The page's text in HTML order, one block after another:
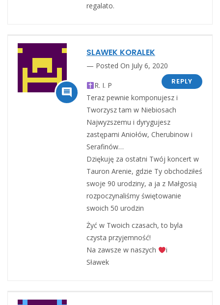
regalato.

SLAWEK KORALEK
Posted On July 6, 2020
REPLY
R. I. P
Teraz pewnie komponujesz i
Tworzysz tam w Niebiosach
Najwyzszemu i dyrygujesz
zastępami Aniołów, Cherubinow i
Serafinów…
Dziękuję za ostatni Twój koncert w
Tauron Arenie, gdzie Ty obchodziłeś
swoje 90 urodziny, a ja z Małgosią
rozpoczynaliśmy świętowanie
swoich 50 urodzin
Żyć w Twoich czasach, to byla
czysta przyjemność!
Na zawsze w naszych
i
Sławek